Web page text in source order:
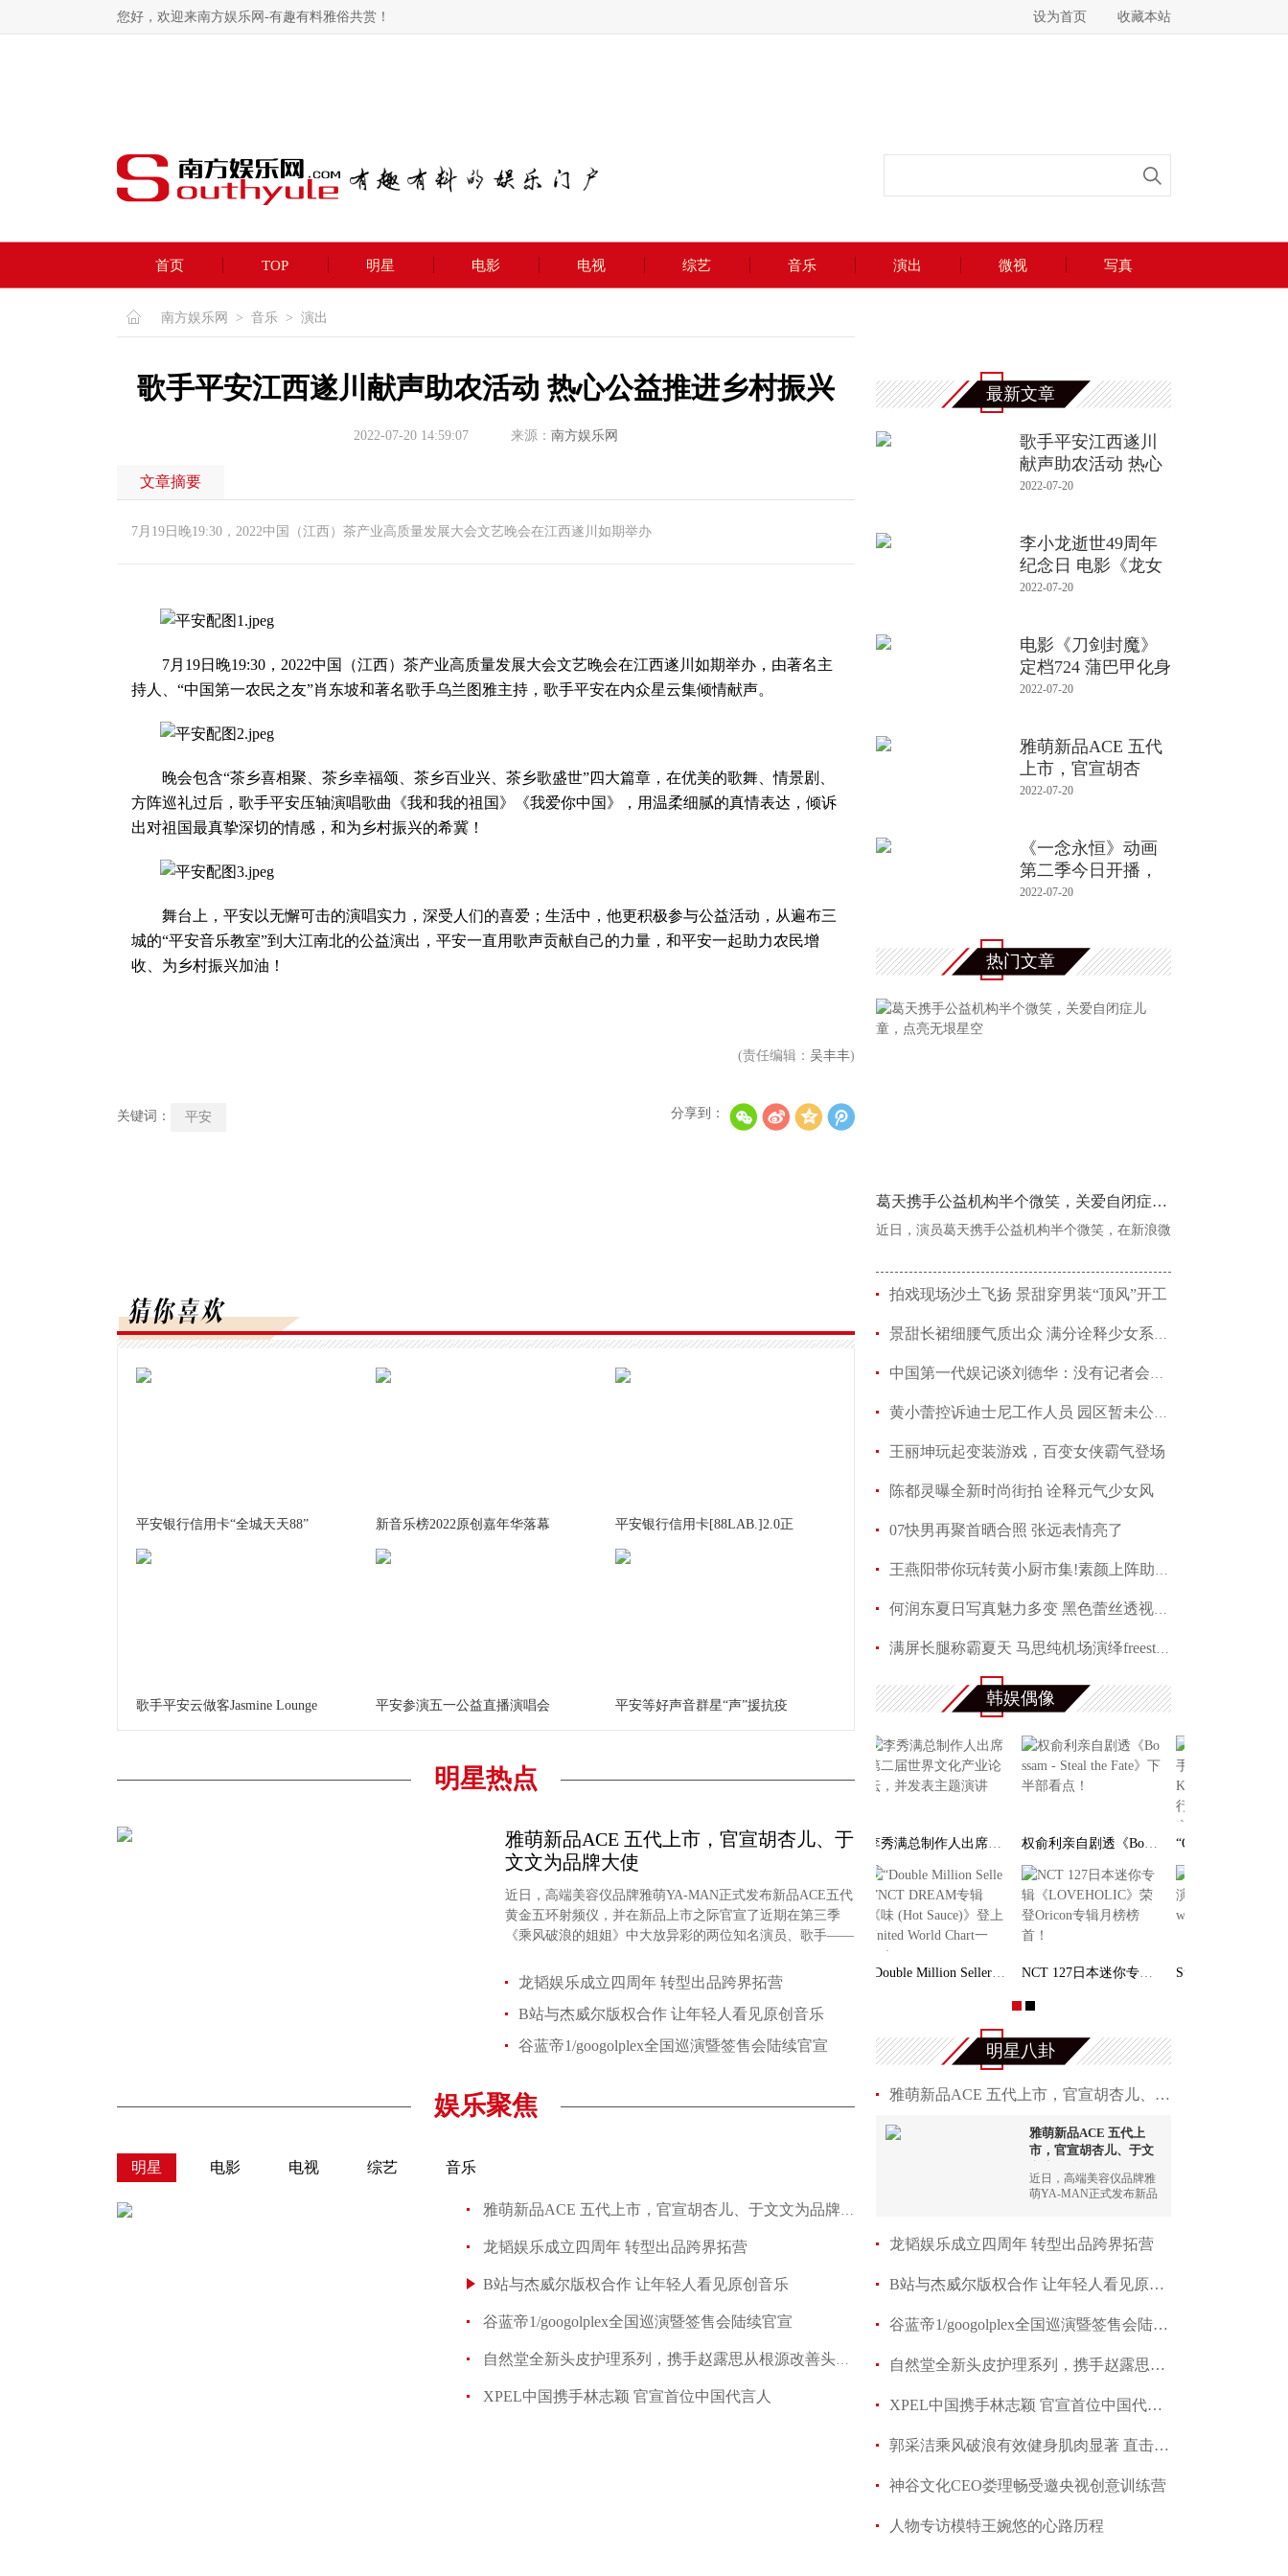
您好，欢迎来南方娱乐网-有趣有料雅俗共赏！ 设为首页 收藏本站
首页 TOP 明星 电影 电视 综艺 音乐 演出 微视 写真
南方娱乐网 > 音乐 > 演出
歌手平安江西遂川献声助农活动 热心公益推进乡村振兴
2022-07-20 14:59:07 来源： 南方娱乐网
文章摘要
7月19日晚19:30，2022中国（江西）茶产业高质量发展大会文艺晚会在江西遂川如期举办
7月19日晚19:30，2022中国（江西）茶产业高质量发展大会文艺晚会在江西遂川如期举办，由著名主
持人、“中国第一农民之友”肖东坡和著名歌手乌兰图雅主持，歌手平安在内众星云集倾情献声。
晚会包含“茶乡喜相聚、茶乡幸福颂、茶乡百业兴、茶乡歌盛世”四大篇章，在优美的歌舞、情景剧、
方阵巡礼过后，歌手平安压轴演唱歌曲《我和我的祖国》《我爱你中国》，用温柔细腻的真情表达，倾诉
出对祖国最真挚深切的情感，和为乡村振兴的希冀！
舞台上，平安以无懈可击的演唱实力，深受人们的喜爱；生活中，他更积极参与公益活动，从遍布三
城的“平安音乐教室”到大江南北的公益演出，平安一直用歌声贡献自己的力量，和平安一起助力农民增
收、为乡村振兴加油！
(责任编辑： 吴丰丰)
关键词： 平安 分享到：
平安银行信用卡“全城天天88” 新音乐榜2022原创嘉年华落幕 平安银行信用卡[88LAB.]2.0正
歌手平安云做客Jasmine Lounge 平安参演五一公益直播演唱会 平安等好声音群星“声”援抗疫
明星热点
雅萌新品ACE 五代上市，官宣胡杏儿、于
文文为品牌大使
近日，高端美容仪品牌雅萌YA-MAN正式发布新品ACE五代
黄金五环射频仪，并在新品上市之际官宣了近期在第三季
《乘风破浪的姐姐》中大放异彩的两位知名演员、歌手——
龙韬娱乐成立四周年 转型出品跨界拓营
B站与杰威尔版权合作 让年轻人看见原创音乐
谷蓝帝1/googolplex全国巡演暨签售会陆续官宣
娱乐聚焦
明星 电影 电视 综艺 音乐
雅萌新品ACE 五代上市，官宣胡杏儿、于文文为品牌大使
龙韬娱乐成立四周年 转型出品跨界拓营
B站与杰威尔版权合作 让年轻人看见原创音乐
谷蓝帝1/googolplex全国巡演暨签售会陆续官宣
自然堂全新头皮护理系列，携手赵露思从根源改善头皮敏感
XPEL中国携手林志颖 官宣首位中国代言人
最新文章
歌手平安江西遂川
献声助农活动 热心
公益推
2022-07-20
李小龙逝世49周年
纪念日 电影《龙女
孩》导
2022-07-20
电影《刀剑封魔》
定档724 蒲巴甲化身
封
2022-07-20
雅萌新品ACE 五代
上市，官宣胡杏
儿、于文文为
2022-07-20
《一念永恒》动画
第二季今日开播，
高质量2D年
2022-07-20
热门文章
葛天携手公益机构半个微笑，关爱自闭症儿童，点
近日，演员葛天携手公益机构半个微笑，在新浪微
拍戏现场沙土飞扬 景甜穿男装“顶风”开工
景甜长裙细腰气质出众 满分诠释少女系优雅
中国第一代娱记谈刘德华：没有记者会不喜欢他
黄小蕾控诉迪士尼工作人员 园区暂未公开回应当事
王丽坤玩起变装游戏，百变女侠霸气登场
陈都灵曝全新时尚街拍 诠释元气少女风
07快男再聚首晒合照 张远表情亮了
王燕阳带你玩转黄小厨市集!素颜上阵助力嫣然天使
何润东夏日写真魅力多变 黑色蕾丝透视西装性感吸
满屏长腿称霸夏天 马思纯机场演绎freestyle
赵芮曝全新写真 笑靥如花展现十足冻龄魅力
韩娱偶像
李秀满总制作人出席第二届世界文化产业论坛，并发 权俞利亲自剧透《Bossam - Steal the Fate》下
“Double Million Seller”NCT DREAM专辑《味 ( NCT 127日本迷你专辑《LOVEHOLIC》荣登Oricon专
明星八卦
雅萌新品ACE 五代上市，官宣胡杏儿、于文文为品牌
雅萌新品ACE 五代上
市，官宣胡杏儿、于文
近日，高端美容仪品牌雅
萌YA-MAN正式发布新品
宣了近期在第三季《乘风
破浪的姐姐》中大放异彩
——胡杏儿
龙韬娱乐成立四周年 转型出品跨界拓营
B站与杰威尔版权合作 让年轻人看见原创音乐
谷蓝帝1/googolplex全国巡演暨签售会陆续官宣
自然堂全新头皮护理系列，携手赵露思从根源改善头
XPEL中国携手林志颖 官宣首位中国代言人
郭采洁乘风破浪有效健身肌肉显著 直击心灵被访
神谷文化CEO娄理畅受邀央视创意训练营
人物专访模特王婉悠的心路历程